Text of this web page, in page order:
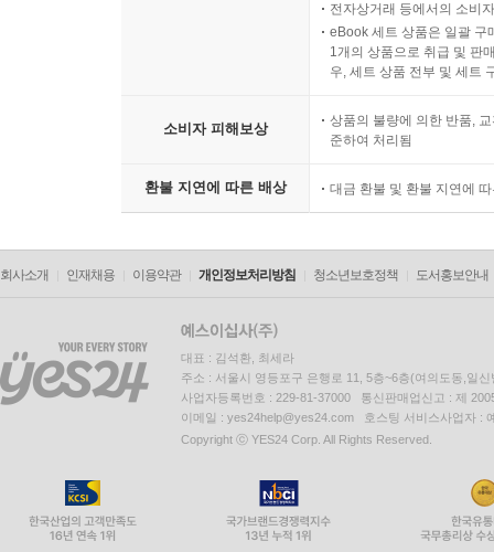
전자상거래 등에서의 소비
eBook 세트 상품은 일괄 구
1개의 상품으로 취급 및 판
우, 세트 상품 전부 및 세트
소비자 피해보상
상품의 불량에 의한 반품,
준하여 처리됨
환불 지연에 따른 배상 대금 환불 및 환불 지연에
회사소개 인재채용 이용약관 개인정보처리방침 청소년보호정책 도서홍보안내
대표 : 김석환, 최세라
주소 : 서울시 영등포구 은행로 11, 5층~6층(여의도동,일신
사업자등록번호 : 229-81-37000 통신판매업신고 : 제
이메일 : yes24help@yes24.com 호스팅 서비스사업자 :
Copyright ⓒ YES24 Corp. All Rights Reserved.